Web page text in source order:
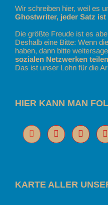
Wir schreiben hier, weil es
Ghostwriter, jeder Satz
Die größte Freude ist es
Deshalb eine Bitte: Wenn
haben, dann bitte
sozialen Netzwerken teilen
Das ist unser Lohn für die
HIER KANN MAN
KARTE ALLER